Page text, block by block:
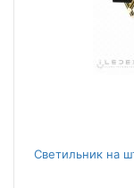
Светильник на